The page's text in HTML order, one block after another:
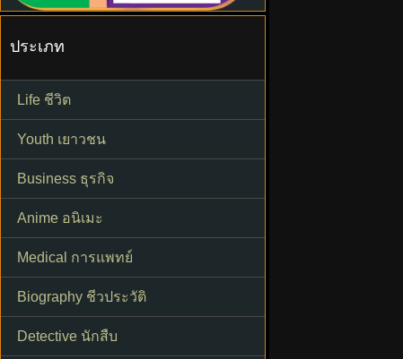
ประเภท
Life ชีวิต
Youth เยาวชน
Business ธุรกิจ
Anime อนิเมะ
Medical การแพทย์
Biography ชีวประวัติ
Detective นักสืบ